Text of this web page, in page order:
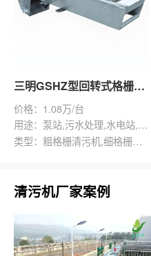
三明GSHZ型回转式格栅除污机
价格：1.08万/台
用途：泵站,污水处理,水电站,自来水厂,渠道,水产养殖,化工,纺织,给排水工程
类型：粗格栅清污机,细格栅清污机,格栅清污机,回转式清污机
清污机厂家案例